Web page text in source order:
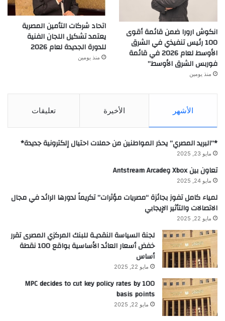
انكوش ارورا ضمن قائمة أقوى
100 رئيس تنفيذي في الشرق
الأوسط لعام 2026 في قائمة
فوربس الشرق الأوسط”
منذ يومين
اتحاد شركات التأمين المصرية
يعتمد تشكيل اللجان الفنية
للدورة الجديدة لعام 2026
منذ يومين
الأشهر الأخيرة تعليقات
*”البريد المصري” يحذر المواطنين من حملات احتيال إلكترونية جديدة*
مايو 23, 2025
تعاون بين Xbox وAntstream Arcade
مايو 24, 2025
لمياء كامل تفوز بجائزة “مصريات مؤثرات” تكريماً لدورها الرائد في مجال
الاتصالات والتأثير الإيجابي
مايو 22, 2025
لجنة السياسة النقديـة للبنك المركزي المصرى تقرر
خفض أسعار العائد الأساسية بواقع 100 نقطة
أساس
مايو 22, 2025
MPC decides to cut key policy rates by 100
basis points
مايو 22, 2025